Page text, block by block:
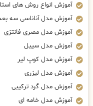
آموزش انواع روش های
آموزش مدل آناناسی سه
آموزش مدل مصری فانتزی
آموزش مدل سیبل
آموزش مدل کوپ لیر
آموزش مدل لیزری
آموزش مدل گرد ترکیبی
آموزش مدل خامه ای